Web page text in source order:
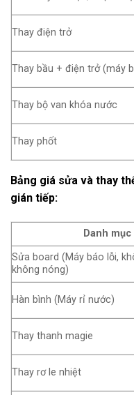
Thay điện trở
Thay bầu + điện trở (máy
Thay bộ van khóa nước
Thay phốt
Bảng giá sửa và thay
gián tiếp:
Danh mục
Sửa board (Máy báo lỗi,
không nóng)
Hàn bình (Máy rỉ nước)
Thay thanh magie
Thay rơ le nhiệt